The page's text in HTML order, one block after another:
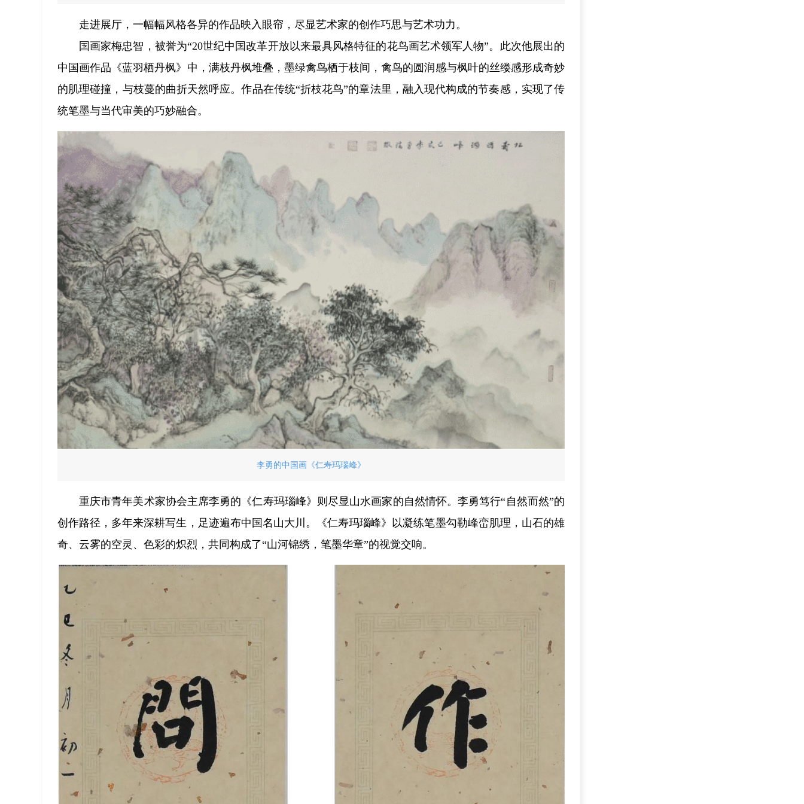
走进展厅，一幅幅风格各异的作品映入眼帘，尽显艺术家的创作巧思与艺术功力。
国画家梅忠智，被誉为“20世纪中国改革开放以来最具风格特征的花鸟画艺术领军人物”。此次他展出的
中国画作品《蓝羽栖丹枫》中，满枝丹枫堆叠，墨绿禽鸟栖于枝间，禽鸟的圆润感与枫叶的丝缕感形成奇妙
的肌理碰撞，与枝蔓的曲折天然呼应。作品在传统“折枝花鸟”的章法里，融入现代构成的节奏感，实现了传
统笔墨与当代审美的巧妙融合。
李勇的中国画《仁寿玛瑙峰》
重庆市青年美术家协会主席李勇的《仁寿玛瑙峰》则尽显山水画家的自然情怀。李勇笃行“自然而然”的
创作路径，多年来深耕写生，足迹遍布中国名山大川。《仁寿玛瑙峰》以凝练笔墨勾勒峰峦肌理，山石的雄
奇、云雾的空灵、色彩的炽烈，共同构成了“山河锦绣，笔墨华章”的视觉交响。